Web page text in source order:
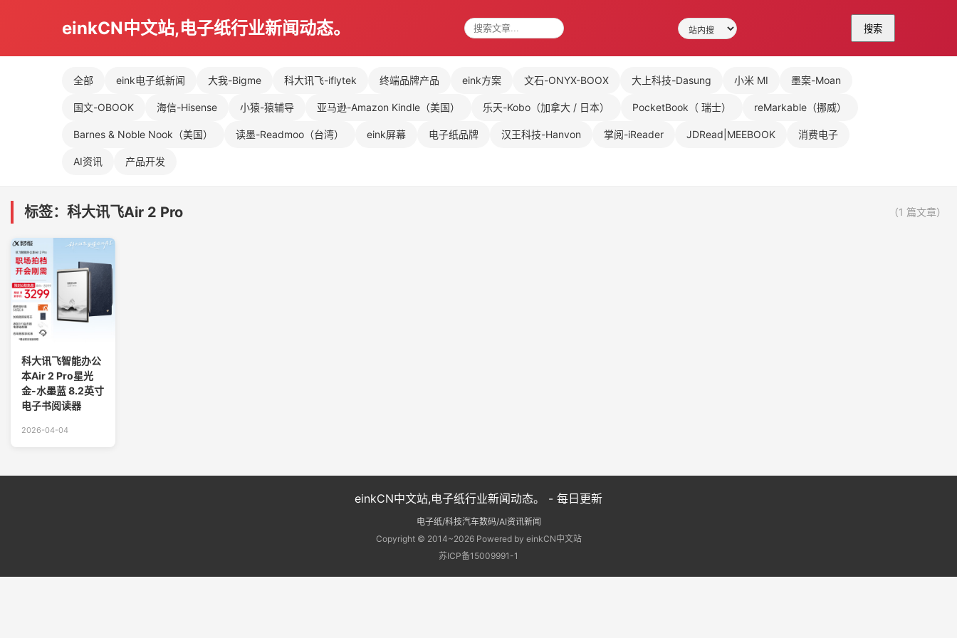
einkCN中文站,电子纸行业新闻动态。 搜索
全部 eink电子纸新闻 大我-Bigme 科大讯飞-iflytek 终端品牌产品 eink方案 文石-ONYX-BOOX 大上科技-Dasung 小米 MI 墨案-Moan
国文-OBOOK 海信-Hisense 小猿-猿辅导 亚马逊-Amazon Kindle（美国） 乐天-Kobo（加拿大 / 日本） PocketBook（ 瑞士） reMarkable（挪威）
Barnes & Noble Nook（美国） 读墨-Readmoo（台湾） eink屏幕 电子纸品牌 汉王科技-Hanvon 掌阅-iReader JDRead|MEEBOOK 消费电子
AI资讯 产品开发
标签：科大讯飞Air 2 Pro （1 篇文章）
科大讯飞智能办公
本Air 2 Pro星光
金-水墨蓝 8.2英寸
电子书阅读器
2026-04-04
einkCN中文站,电子纸行业新闻动态。 - 每日更新
电子纸/科技汽车数码/AI资讯新闻
Copyright © 2014~2026 Powered by einkCN中文站
苏ICP备15009991-1